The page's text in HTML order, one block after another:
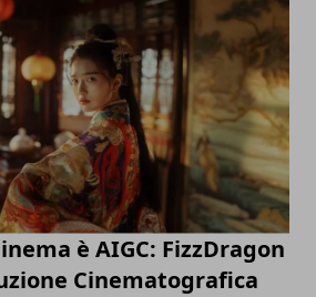
è AIGC: FizzDragon
Cinematografica